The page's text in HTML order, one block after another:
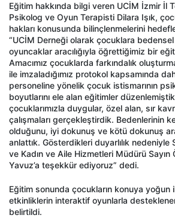
Eğitim hakkında bilgi veren UCİM İzmir İl
Psikolog ve Oyun Terapisti Dilara Işık,
hakları konusunda bilinçlenmelerini
“UCİM Derneği olarak çocuklara bedensel
oyuncaklar aracılığıyla öğrettiğimiz bir
Amacımız çocuklarda farkındalık
ile imzaladığımız protokol kapsamında
personeline yönelik çocuk istismarının
boyutlarını ele alan eğitimler
çocuklarımızla duygular, özel alan, sır
çalışmaları gerçekleştirdik. Bedenlerinin
olduğunu, iyi dokunuş ve kötü dokunuş
anlattık. Gösterdikleri duyarlılık nedeniyle
ve Kadın ve Aile Hizmetleri Müdürü Sayın
Yavuz’a teşekkür ediyoruz” dedi.
Eğitim sonunda çocukların konuya
etkinliklerin interaktif oyunlarla
belirtildi.